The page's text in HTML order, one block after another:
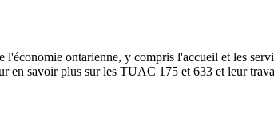
ontarienne, y compris l'accueil et les
en savoir plus sur les TUAC 175 et 633 et leur